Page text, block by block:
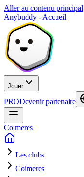
Aller au contenu principal
Anybuddy - Accueil
Jouer
PRODevenir partenaire
Coimeres
Les clubs
Coimeres